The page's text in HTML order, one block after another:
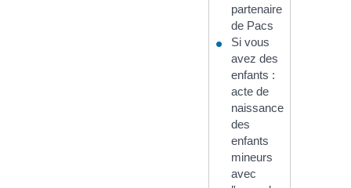
partenaire
de Pacs
Si vous
avez des
enfants :
acte de
naissance
des
enfants
mineurs
avec